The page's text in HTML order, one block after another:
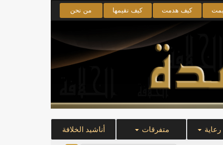
كيف هدمت كيف نقيمها من نحن
متفرقات أناشيد الخلافة